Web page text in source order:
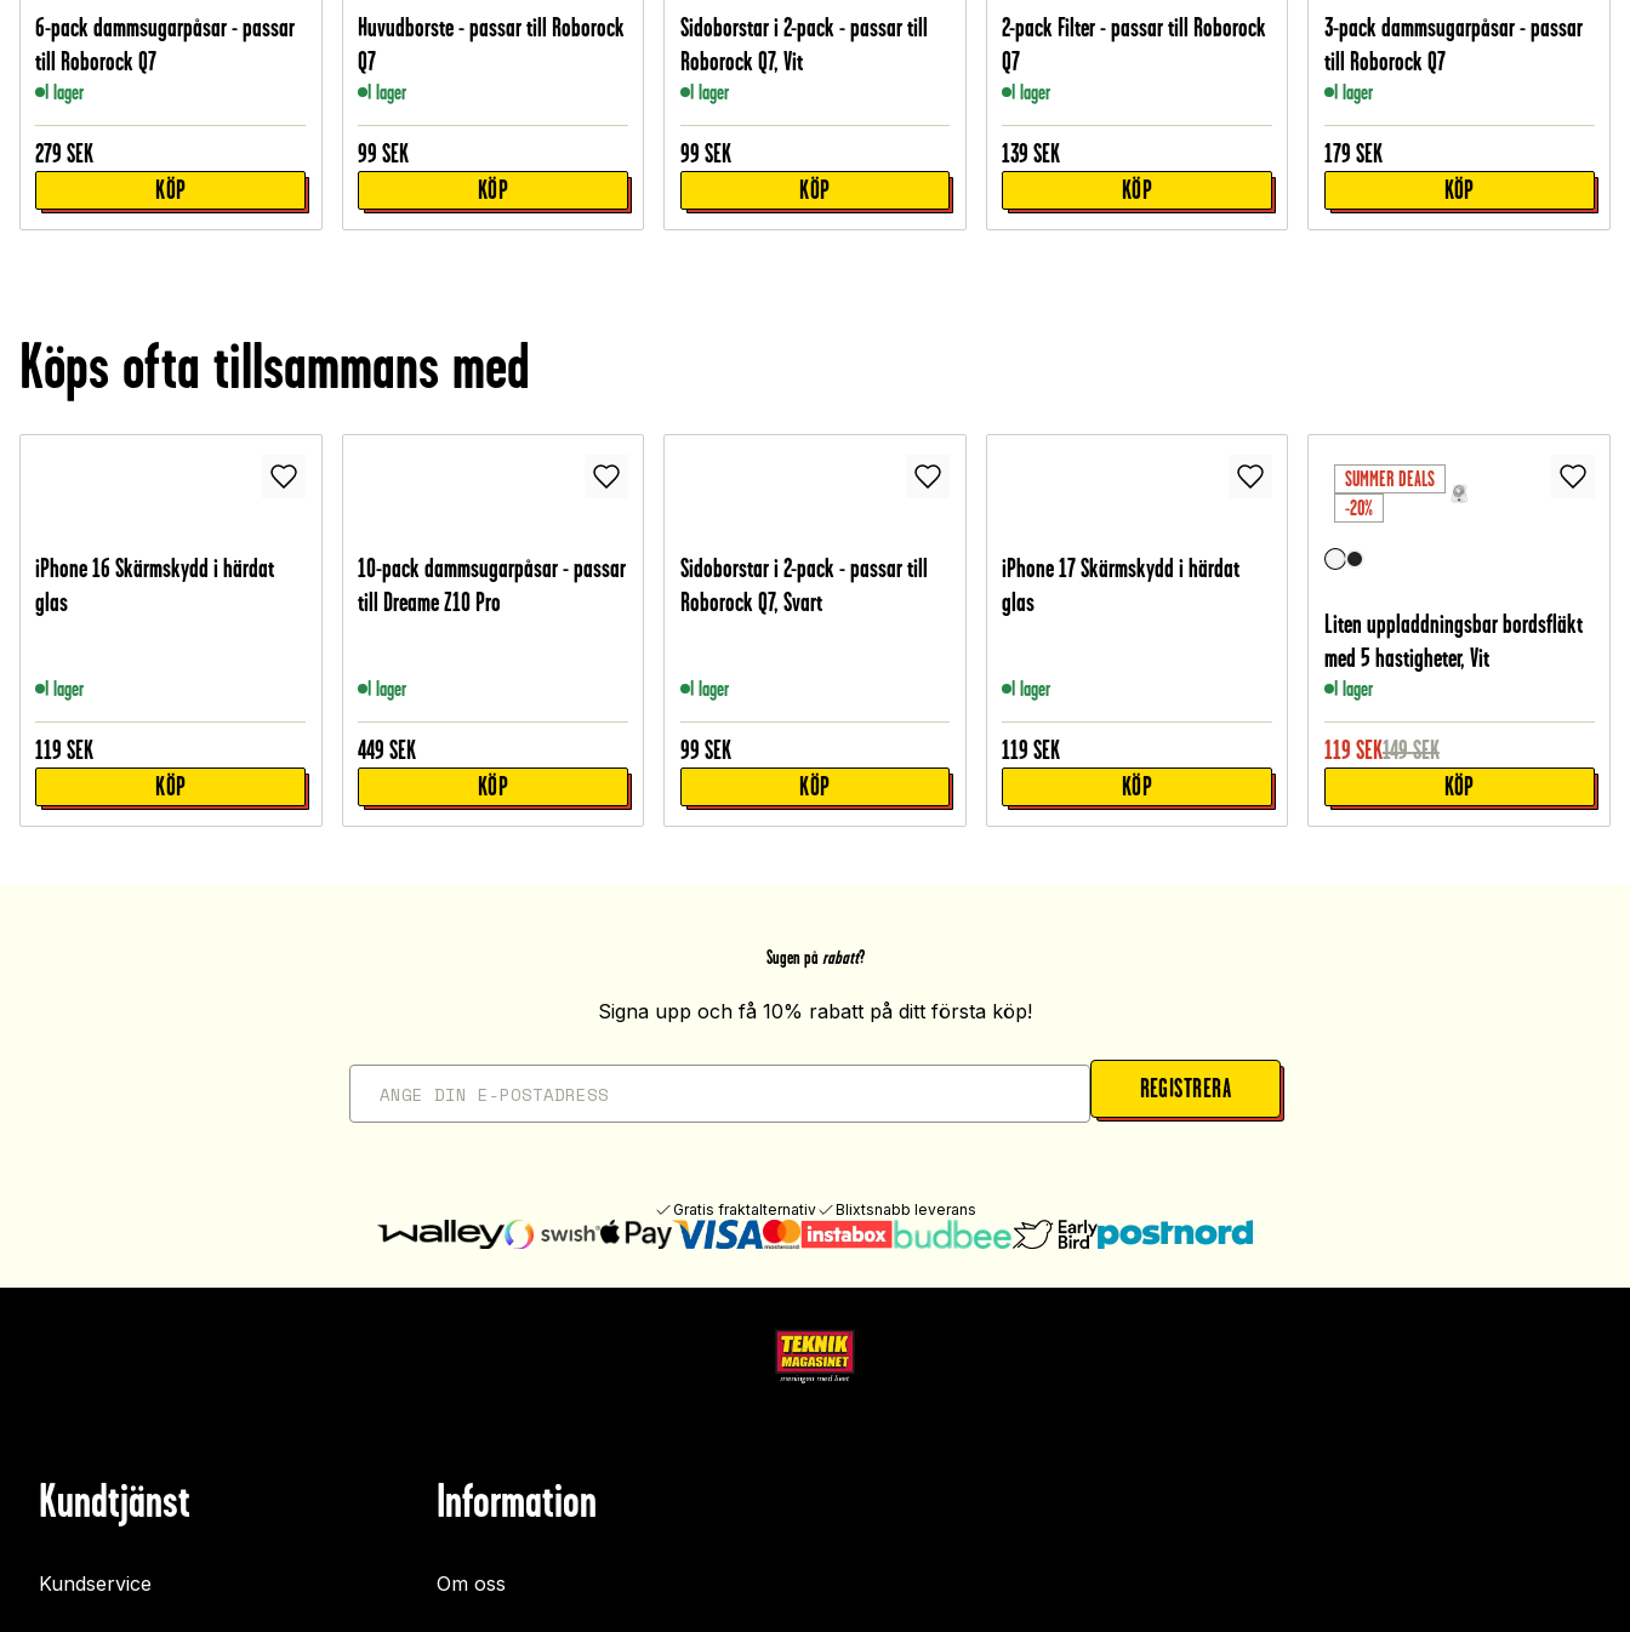
6-pack dammsugarpåsar - passar
till Roborock Q7
I lager
279 SEK
KÖP
Huvudborste - passar till Roborock
Q7
I lager
99 SEK
KÖP
Sidoborstar i 2-pack - passar till
Roborock Q7, Vit
I lager
99 SEK
KÖP
2-pack Filter - passar till Roborock
Q7
I lager
139 SEK
KÖP
3-pack dammsugarpåsar - passar
till Roborock Q7
I lager
179 SEK
KÖP
Köps ofta tillsammans med
iPhone 16 Skärmskydd i härdat
glas
I lager
119 SEK
KÖP
10-pack dammsugarpåsar - passar
till Dreame Z10 Pro
I lager
449 SEK
KÖP
Sidoborstar i 2-pack - passar till
Roborock Q7, Svart
I lager
99 SEK
KÖP
iPhone 17 Skärmskydd i härdat
glas
I lager
119 SEK
KÖP
SUMMER DEALS
-20%
Liten uppladdningsbar bordsfläkt
med 5 hastigheter, Vit
I lager
119 SEK149SEK
KÖP
Sugen på rabatt?
Signa upp och få 10% rabatt på ditt första köp!
REGISTRERA
Gratis fraktalternativ Blixtsnabb leverans
Kundtjänst
Kundservice
Information
Om oss